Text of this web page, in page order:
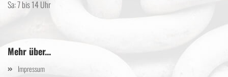
Sa: 7 bis 14 Uhr
Mehr über...
Impressum